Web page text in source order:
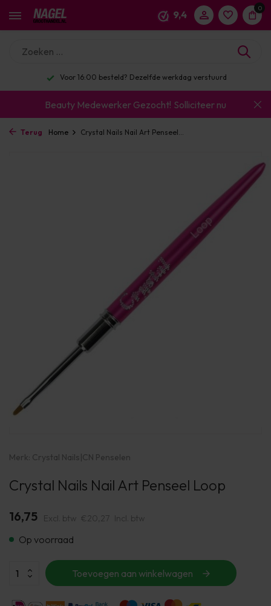
9,4
0
Voor 16:00 besteld? Dezelfde werkdag verstuurd
Beauty Medewerker Gezocht! Solliciteer nu
Terug Home Crystal Nails Nail Art Penseel...
Merk: Crystal Nails|CN Penselen
Crystal Nails Nail Art Penseel Loop
16,75 Excl. btw €20,27 Incl. btw
Op voorraad
Toevoegen aan winkelwagen